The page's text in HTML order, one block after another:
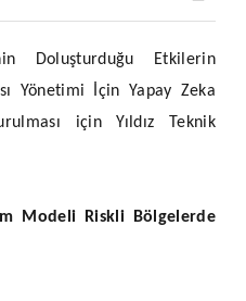
Doluşturduğu Etkilerin
Yönetimi İçin Yapay Zeka
için Yıldız Teknik
Modeli Riskli Bölgelerde